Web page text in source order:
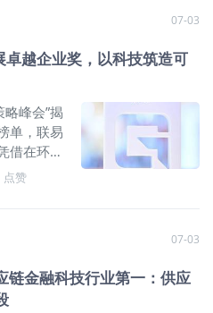
产融协
易融已
依托大
等技术
流程繁
通即用
智能中
业差异化
率，查
规则全场
规要求，
模式切换
载能力
能中登
阵覆盖
商行/农
资租赁
构认可的信号。这套逻辑正
产业实践落地。 2、普惠深耕：
实践 截至2025年末，联易融已
供数字普惠金融科技服务，累
它们规模小、缺少抵押物，
和可验证的经营轨迹。联易融
化为"有声的信用"。 在跨境贸
Unloq推出的SC+跨境解决方
动审核
统人工
融资、
链融资
打造一
商端自动
PC端发
金方，
全套贸
动审
与多次
不同融
差异化
配置，
07-03
卓越企业奖，以科技筑造可
峰会”揭
单，联易
借在环
位深耕
展卓越
商市场
坚持以
ESG理
维度，
、合规
点赞
07-03
链金融科技行业第一：供应